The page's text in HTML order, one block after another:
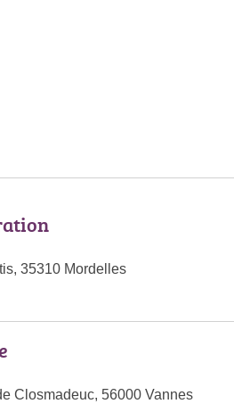
35310 Mordelles
Closmadeuc, 56000 Vannes